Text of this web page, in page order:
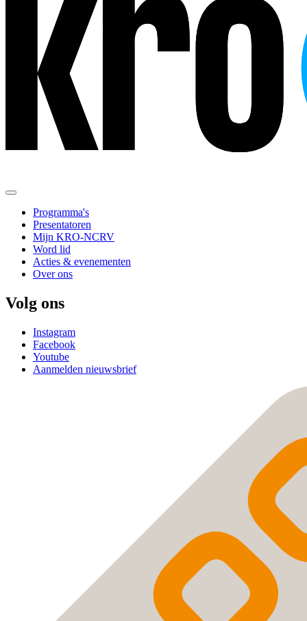
Programma's
Presentatoren
Mijn KRO-NCRV
Word lid
Acties & evenementen
Over ons
Volg ons
Instagram
Facebook
Youtube
Aanmelden nieuwsbrief